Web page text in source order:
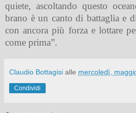
quiete, ascoltando questo
brano è un canto di battaglia e
con ancora più forza e lottare
come prima”.
Claudio Bottagisi alle mercoledì,
Condividi